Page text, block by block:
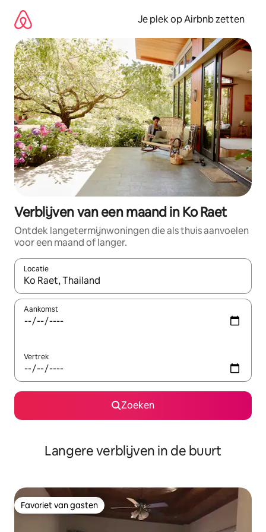
direct
naar
inhoud
Je plek op Airbnb zetten
Verblijven van een maand in Ko Raet
Ontdek langetermijnwoningen die als thuis aanvoelen
voor een maand of langer.
Locatie
Wanneer er resultaten beschikbaar zijn, maak je een keuze
Aankomst
Vertrek
Zoeken
Langere verblijven in de buurt
Favoriet van gasten
Favoriet van gasten